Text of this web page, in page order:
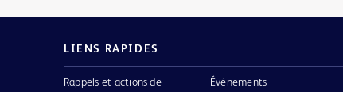
LIENS RAPIDES
Rappels et actions de
Événements